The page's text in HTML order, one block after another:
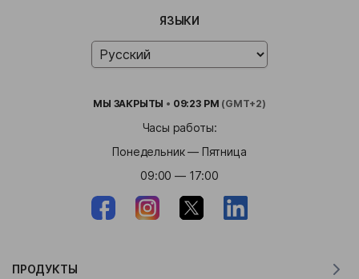
ЯЗЫКИ
МЫ ЗАКРЫТЫ • 09:23 PM (GMT+2)
Часы работы:
Понедельник — Пятница
09:00 — 17:00
ПРОДУКТЫ